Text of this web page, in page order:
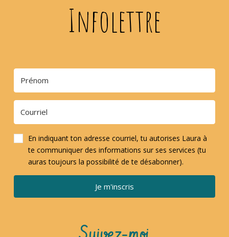
Infolettre
En indiquant ton adresse courriel, tu autorises Laura à
te communiquer des informations sur ses services (tu
auras toujours la possibilité de te désabonner).
Je m'inscris